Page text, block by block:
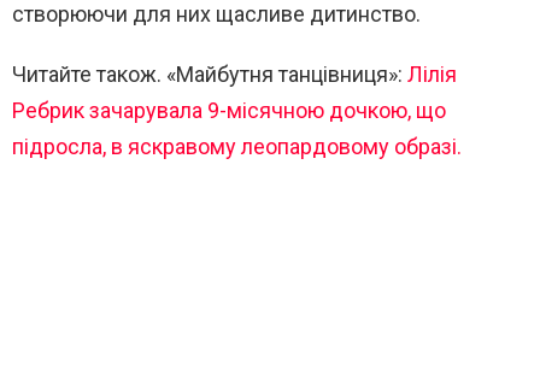
створюючи для них щасливе дитинство.
Читайте також. «Майбутня танцівниця»: Лілія
Ребрик зачарувала 9-місячною дочкою, що
підросла, в яскравому леопардовому образі.